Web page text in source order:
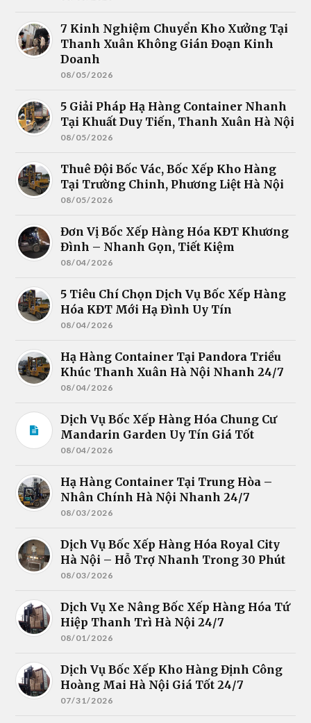
7 Kinh Nghiệm Chuyển Kho Xưởng Tại
Thanh Xuân Không Gián Đoạn Kinh
Doanh
08/05/2026
5 Giải Pháp Hạ Hàng Container Nhanh
Tại Khuất Duy Tiến, Thanh Xuân Hà Nội
08/05/2026
Thuê Đội Bốc Vác, Bốc Xếp Kho Hàng
Tại Trường Chinh, Phương Liệt Hà Nội
08/05/2026
Đơn Vị Bốc Xếp Hàng Hóa KĐT Khương
Đình – Nhanh Gọn, Tiết Kiệm
08/04/2026
5 Tiêu Chí Chọn Dịch Vụ Bốc Xếp Hàng
Hóa KĐT Mới Hạ Đình Uy Tín
08/04/2026
Hạ Hàng Container Tại Pandora Triều
Khúc Thanh Xuân Hà Nội Nhanh 24/7
08/04/2026
Dịch Vụ Bốc Xếp Hàng Hóa Chung Cư
Mandarin Garden Uy Tín Giá Tốt
08/04/2026
Hạ Hàng Container Tại Trung Hòa –
Nhân Chính Hà Nội Nhanh 24/7
08/03/2026
Dịch Vụ Bốc Xếp Hàng Hóa Royal City
Hà Nội – Hỗ Trợ Nhanh Trong 30 Phút
08/03/2026
Dịch Vụ Xe Nâng Bốc Xếp Hàng Hóa Tứ
Hiệp Thanh Trì Hà Nội 24/7
08/01/2026
Dịch Vụ Bốc Xếp Kho Hàng Định Công
Hoàng Mai Hà Nội Giá Tốt 24/7
07/31/2026